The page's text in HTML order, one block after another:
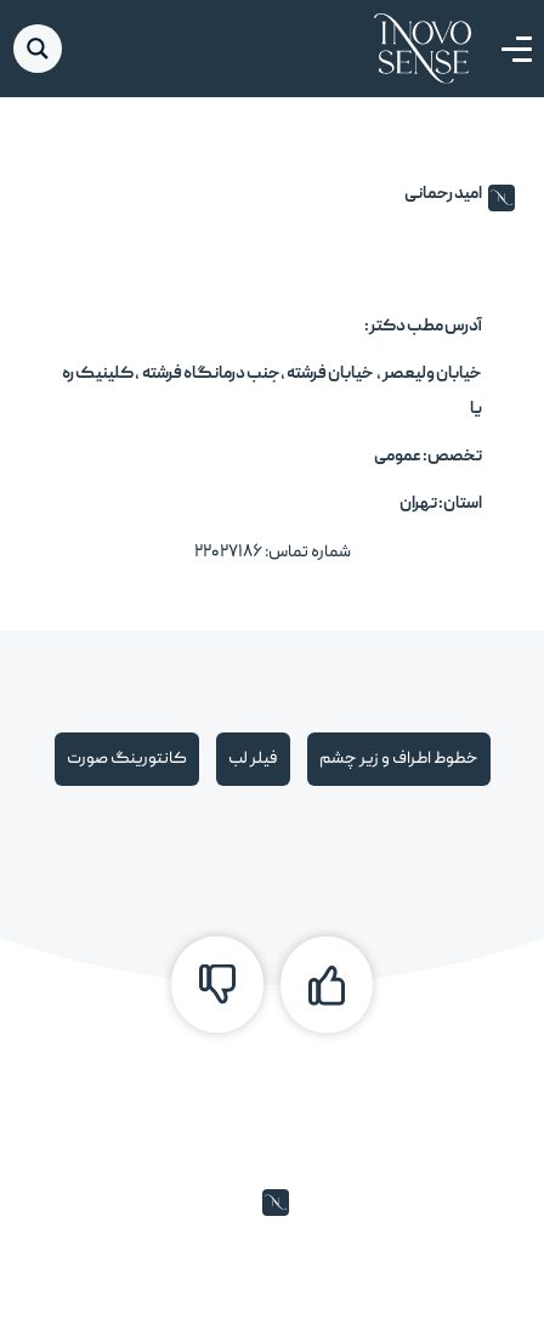
امید رحمانی
آدرس مطب دکتر:
خیابان ولیعصر ، خیابان فرشته ،جنب درمانگاه فرشته ، کلینیک ره
یا
تخصص: عمومی
استان: تهران
شماره تماس: ۲۲۰۲۷۱۸۶
خطوط اطراف و زیر چشم فیلر لب کانتورینگ صورت